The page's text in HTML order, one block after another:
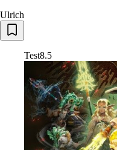
Ulrich
Test8.5